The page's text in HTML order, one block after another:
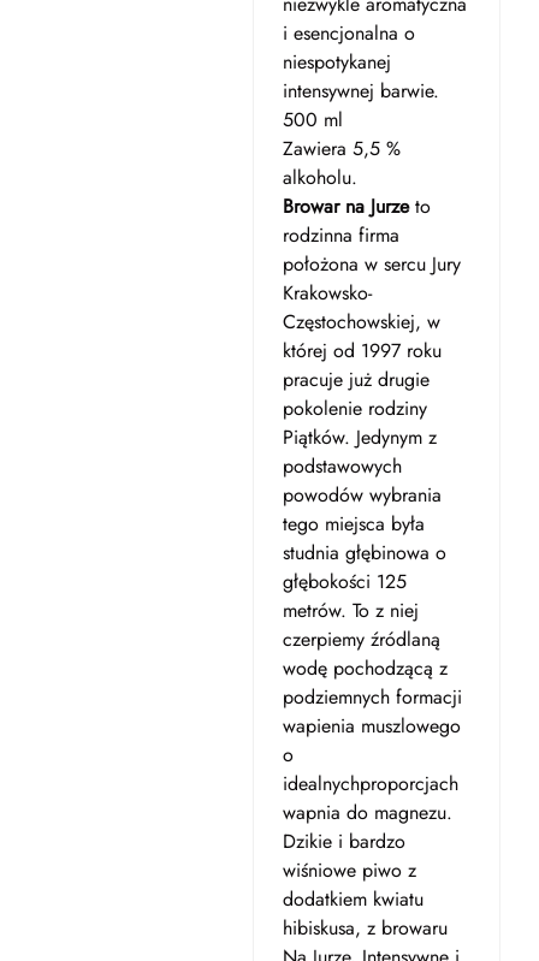
i esencjonalna o
niespotykanej
intensywnej barwie.
500 ml
Zawiera 5,5 %
alkoholu.
Browar na Jurzeto
rodzinna firma
położona w sercu Jury
Krakowsko-
Częstochowskiej, w
której od 1997 roku
pracuje już drugie
pokolenie rodziny
Piątków. Jedynym z
podstawowych
powodów wybrania
tego miejsca była
studnia głębinowa o
głębokości 125
metrów. To z niej
czerpiemy źródlaną
wodę pochodzącą z
podziemnych formacji
wapienia muszlowego
o
idealnychproporcjach
wapnia do magnezu.
Dzikie i bardzo
wiśniowe piwo z
dodatkiem kwiatu
hibiskusa, z browaru